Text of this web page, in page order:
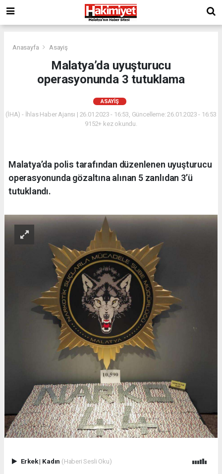
Anasayfa Asayiş
Malatya’da uyuşturucu
operasyonunda 3 tutuklama
ASAYIŞ
(İHA) - İhlas Haber Ajansı | 26.01.2023 - 16:53, Güncelleme: 26.01.2023 - 16:53
9152+ kez okundu.
Malatya’da polis tarafından düzenlenen uyuşturucu
operasyonunda gözaltına alınan 5 zanlıdan 3’ü
tutuklandı.
Erkek| Kadın (Haberi Sesli Oku)